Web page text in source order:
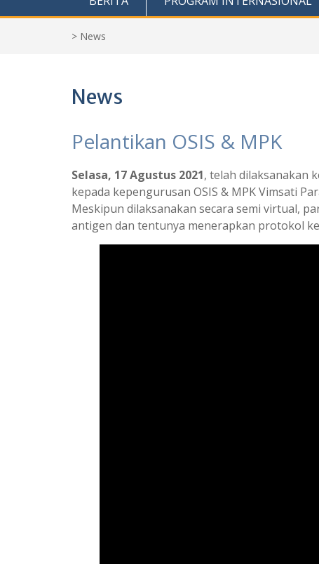
> News
News
Pelantikan OSIS & MPK
Selasa, 17 Agustus 2021, telah dilaksanakan
kepada kepengurusan OSIS & MPK Vimsati
Meskipun dilaksanakan secara semi virtual,
antigen dan tentunya menerapkan protokol